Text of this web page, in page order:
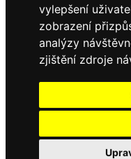
vylepšení
zobrazení
analýzy
zjištění zdroje